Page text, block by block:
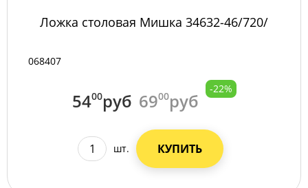
Ложка столовая Мишка 34632-46/720/
068407
5400руб 6900руб
-22%
шт. КУПИТЬ